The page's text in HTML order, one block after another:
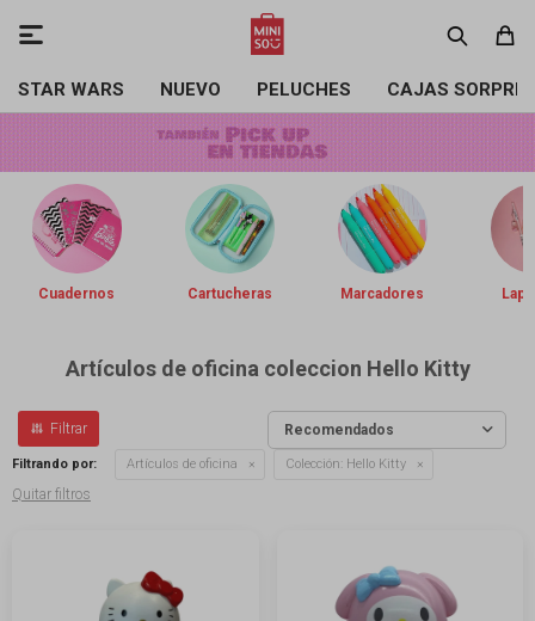
STAR WARS NUEVO PELUCHES CAJAS

Cuadernos Cartucheras Marcadores
Artículos de oficina coleccion Hello Kitty
Recomendados
Filtrando por: Artículos de oficina Colección: Hello Kitty
Quitar filtros